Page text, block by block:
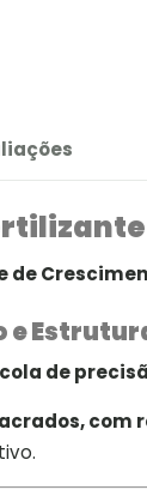
de
e
de
com